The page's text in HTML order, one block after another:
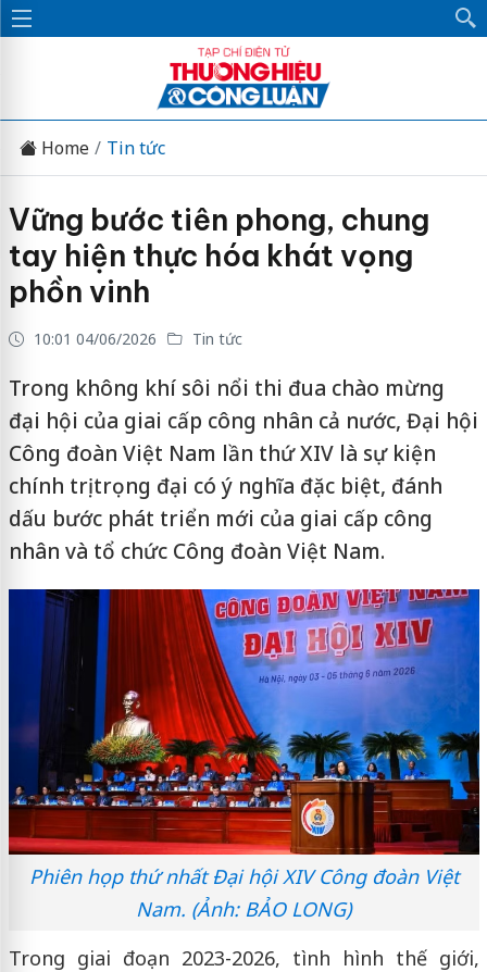
Home Tin tức
Vững bước tiên phong, chung
tay hiện thực hóa khát vọng
phồn vinh
10:01 04/06/2026 Tin tức
Trong không khí sôi nổi thi đua chào mừng
đại hội của giai cấp công nhân cả nước, Đại hội
Công đoàn Việt Nam lần thứ XIV là sự kiện
chính trị trọng đại có ý nghĩa đặc biệt, đánh
dấu bước phát triển mới của giai cấp công
nhân và tổ chức Công đoàn Việt Nam.
Phiên họp thứ nhất Đại hội XIV Công đoàn Việt
Nam. (Ảnh: BẢO LONG)
Trong giai đoạn 2023-2026, tình hình thế giới,